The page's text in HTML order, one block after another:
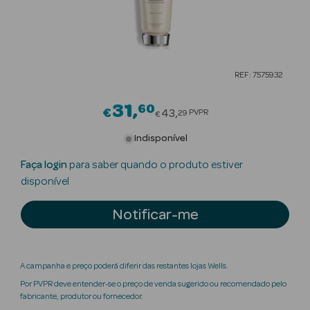
Luxo
Beauty Season
Nutricosmética
Perfumes
Beauty Season
REF: 7575932
€31 60Price reduced from
€ 43 29 PVPR
Indisponível
Faça login para saber quando o produto estiver
disponível
Notificar-me
A campanha e preço poderá diferir das restantes lojas Wells.
Por PVPR deve entender-se o preço de venda sugerido ou recomendado pelo
fabricante, produtor ou fornecedor.